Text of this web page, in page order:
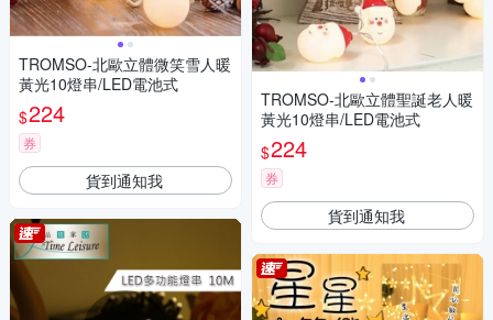
TROMSO-北歐立體微笑雪人暖
黃光10燈串/LED電池式
$224
券
貨到通知我
TROMSO-北歐立體聖誕老人暖
黃光10燈串/LED電池式
$224
券
貨到通知我